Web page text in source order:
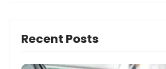
Recent Posts